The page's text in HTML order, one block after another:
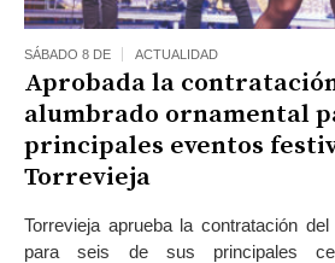
SÁBADO 8 DE ACTUALIDAD
Aprobada la
alumbrado ornamental
principales eventos
Torrevieja
Torrevieja aprueba la contratación
para seis de sus principales